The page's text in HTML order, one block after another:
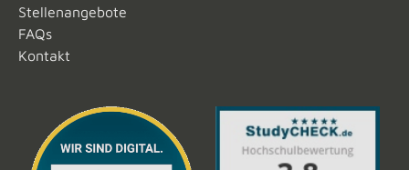
Stellenangebote
FAQs
Kontakt